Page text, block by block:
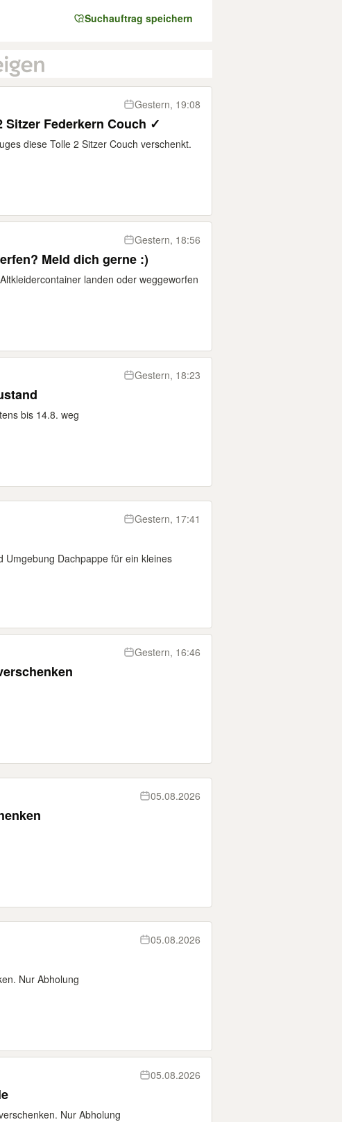
Suchauftrag speichern
Gestern, 19:08
Federkern Couch ✓
diese Tolle 2 Sitzer Couch verschenkt.
Gestern, 18:56
Meld dich gerne :)
landen oder weggeworfen
Gestern, 18:23
bis 14.8. weg
Gestern, 17:41
Umgebung Dachpappe für ein kleines
Gestern, 16:46
05.08.2026
05.08.2026
Nur Abholung
05.08.2026
Nur Abholung